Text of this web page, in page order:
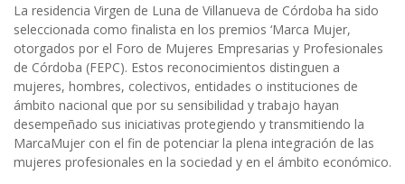
La residencia Virgen de Luna de Villanueva de Córdoba ha sido
seleccionada como finalista en los premios ‘Marca Mujer,
otorgados por el Foro de Mujeres Empresarias y Profesionales
de Córdoba (FEPC). Estos reconocimientos distinguen a
mujeres, hombres, colectivos, entidades o instituciones de
ámbito nacional que por su sensibilidad y trabajo hayan
desempeñado sus iniciativas protegiendo y transmitiendo la
MarcaMujer con el fin de potenciar la plena integración de las
mujeres profesionales en la sociedad y en el ámbito económico.